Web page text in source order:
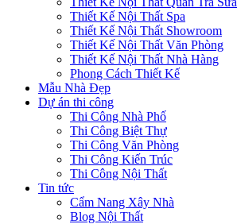
Thiết Kế Nội Thất Spa
Thiết Kế Nội Thất Showroom
Thiết Kế Nội Thất Văn Phòng
Thiết Kế Nội Thất Nhà Hàng
Phong Cách Thiết Kế
Mẫu Nhà Đẹp
Dự án thi công
Thi Công Nhà Phố
Thi Công Biệt Thự
Thi Công Văn Phòng
Thi Công Kiến Trúc
Thi Công Nội Thất
Tin tức
Cẩm Nang Xây Nhà
Blog Nội Thất